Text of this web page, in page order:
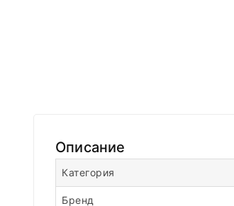
Описание
Категория
Бренд